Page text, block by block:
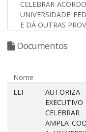
CELEBRAR
UNIVERSIDADE
E DÁ OUTRAS
Documentos
Nome
LEI
AMPLA